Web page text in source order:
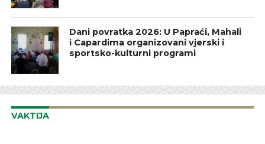
Dani povratka 2026: U Papraći, Mahali
i Capardima organizovani vjerski i
sportsko-kulturni programi
VAKTIJA